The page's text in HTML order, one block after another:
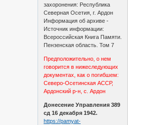
захоронения: Республика
Северная Осетия, г. Ардон
Информация об архиве -
Источник информации:
Всероссийская Книга Памяти.
Пензенская область. Том 7
Предположительно, о нем
говорится в нижеследующих
документах, как о погибшем:
Северо-Осетинская АССР,
Ардонский р-н, с. Ардон
Донесение Управления 389
сд 16 декабря 1942.
https://pamyat-